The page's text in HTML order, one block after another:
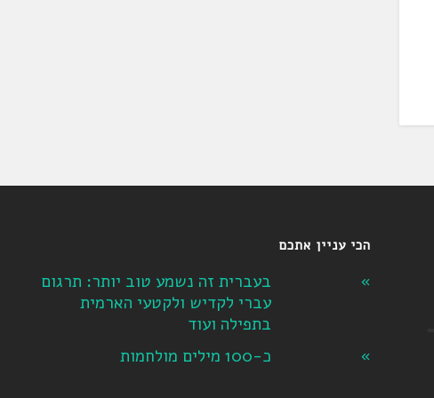
הכי עניין אתכם
בעברית זה נשמע טוב יותר: תרגום
עברי לקדיש ולקטעי הארמית
בתפילה ועוד
כ-100 מילים מולחמות